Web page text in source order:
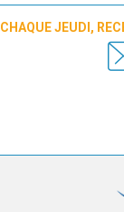
CHAQUE JEUDI,